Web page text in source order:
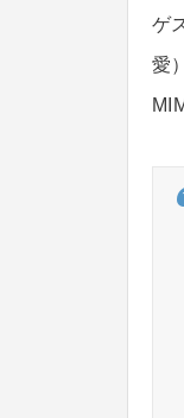
ゲ
愛